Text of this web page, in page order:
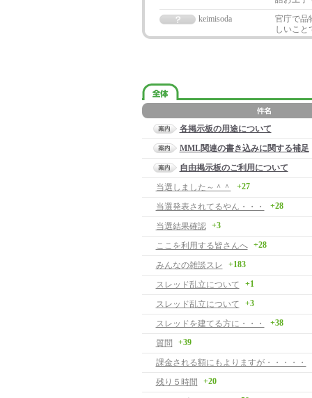
keimisoda
官庁で品
しいこと
各掲示板の用途について
MML関連の書き込みに関する補足
自由掲示板のご利用について
当選しました～＾＾
+27
当選発表されてるやん・・・ +28
当選結果確認 +3
ここを利用する皆さんへ +28
みんなの雑談スレ +183
スレッド乱立について +1
スレッド乱立について +3
スレッドを建てる方に・・・ +38
質問 +39
課金される額にもよりますが・・・・・
残り５時間 +20